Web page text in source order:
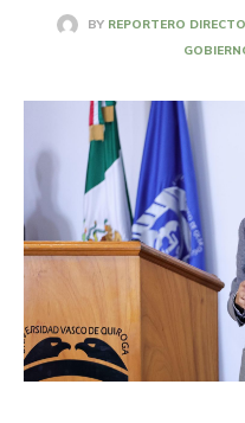
BY REPORTERO DIRECTO